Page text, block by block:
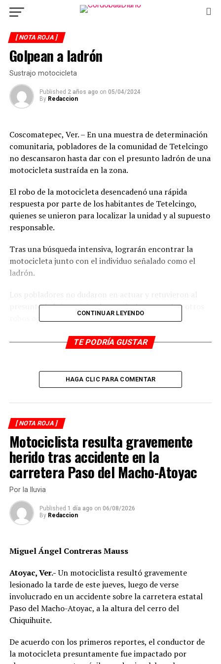
[ NOTA ROJA ]
Golpean a ladrón
Sustrajo motocicleta
Published 2 años ago on 05/04/2024
By Redaccion
Coscomatepec, Ver. – En una muestra de determinación
comunitaria, pobladores de la comunidad de Tetelcingo
no descansaron hasta dar con el presunto ladrón de una
motocicleta sustraída en la zona.
El robo de la motocicleta desencadenó una rápida
respuesta por parte de los habitantes de Tetelcingo,
quienes se unieron para localizar la unidad y al supuesto
responsable.
Tras una búsqueda intensiva, lograrán encontrar la
motocicleta junto con el individuo señalado como el
ladrón.
Los pobladores no dudaron en actuar y retuvieron al
presunto ladrón, exigiendo que declararan sobre otros
robos ocurridos en la zona.
Incluso, procedieron a golpear al sospechoso como
parte de su represalia por el delito cometido.
La policía municipal acudió al lugar para tomar
conocimiento de los hechos y detener al infractor, sin
Este incidente refleja la determinación de la comunidad
de Tetelcingo para combatir la delincuencia y proteger
sus bienes.
Sin embargo, también subraya la necesidad de fortalecer
la coordinación entre las autoridades locales y la
población para abordar de manera efectiva el problema
de la seguridad en la zona.
DESPUÉS
ANTES
Hallan 7 cuerpos decapitados y en Puebla
CONTINUAR LEYENDO
TE PODRÍA GUSTAR
HAGA CLIC PARA COMENTAR
[ NOTA ROJA ]
Motociclista resulta gravemente
herido tras accidente en la
carretera Paso del Macho-Atoyac
Por la lluvia
Published 1 día ago on 06/08/2026
By Redaccion
Miguel Ángel Contreras Mauss
Atoyac, Ver.-Un motociclista resultó gravemente
lesionado la tarde de este jueves, luego de verse
involucrado en un accidente sobre la carretera estatal
Paso del Macho-Atoyac, a la altura del cerro del
Chiquihuite.
De acuerdo con los primeros reportes, el conductor de
la motocicleta presuntamente fue impactado por